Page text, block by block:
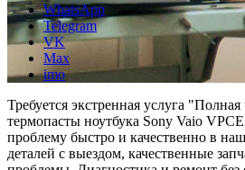
WhatsApp
Telegram
VK
Max
imo
Требуется экстренная услуга "Полная
термопасты ноутбука Sony Vaio
проблему быстро и качественно в
деталей с выездом, качественные